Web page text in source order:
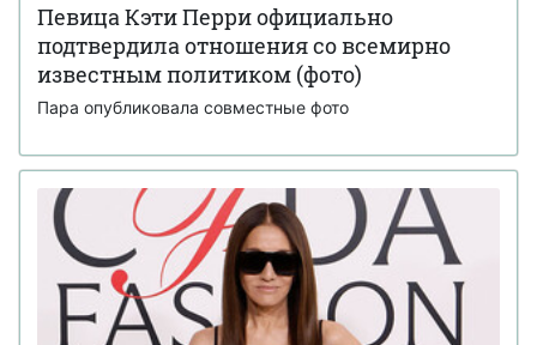
Певица Кэти Перри официально
подтвердила отношения со всемирно
известным политиком (фото)
Пара опубликовала совместные фото